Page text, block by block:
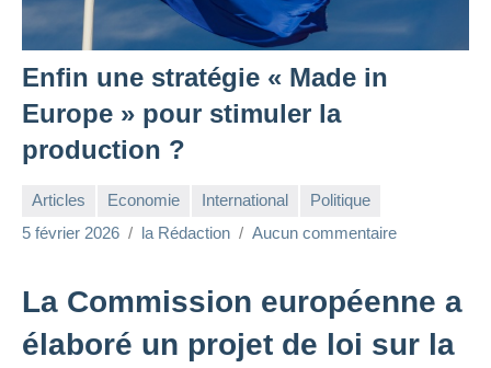
Enfin une stratégie « Made in
Europe » pour stimuler la
production ?
Articles Economie International
Politique
5 février 2026
la Rédaction Aucun commentaire
La Commission européenne a
élaboré un projet de loi sur la